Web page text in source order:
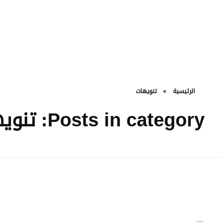
الرئيسية » تنويهات
Posts in category: تنويهات